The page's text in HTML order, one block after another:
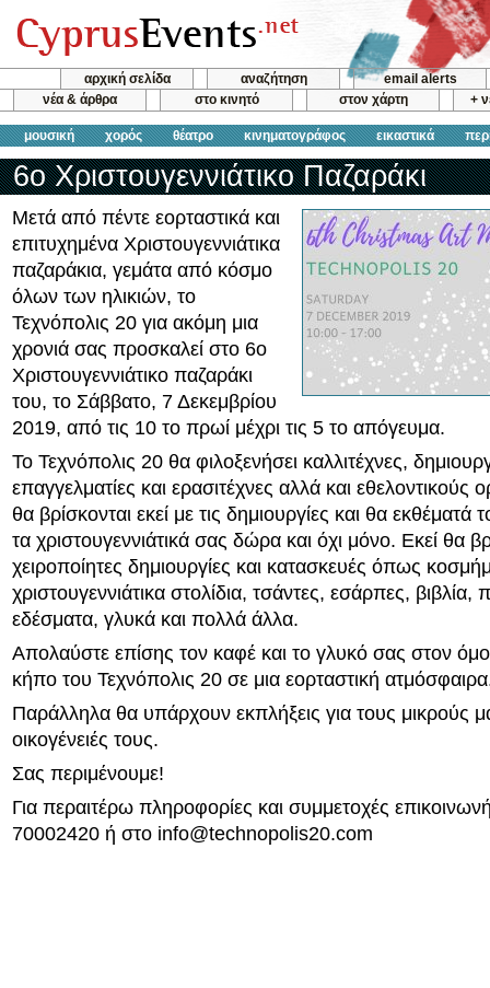
αρχική σελίδα αναζήτηση
email alerts
νέα & άρθρα
στο κινητό στον χάρτη +
μουσική χορός θέατρο κινηματογράφος εικαστικά
6ο Χριστουγεννιάτικο Παζαράκι
Μετά από πέντε εορταστικά και
επιτυχημένα Χριστουγεννιάτικα
παζαράκια, γεμάτα από κόσμο
όλων των ηλικιών, το
Τεχνόπολις 20 για ακόμη μια
χρονιά σας προσκαλεί στο 6ο
Χριστουγεννιάτικο παζαράκι
του, το Σάββατο, 7 Δεκεμβρίου
2019, από τις 10 το πρωί μέχρι τις 5 το απόγευμα.
Το Τεχνόπολις 20 θα φιλοξενήσει καλλιτέχνες,
επαγγελματίες και ερασιτέχνες αλλά και εθελοντικούς
θα βρίσκονται εκεί με τις δημιουργίες και θα εκθέματά
τα χριστουγεννιάτικά σας δώρα και όχι μόνο. Εκεί θα
χειροποίητες δημιουργίες και κατασκευές όπως
χριστουγεννιάτικα στολίδια, τσάντες, εσάρπες, βιβλία,
εδέσματα, γλυκά και πολλά άλλα.
Απολαύστε επίσης τον καφέ και το γλυκό σας στον
κήπο του Τεχνόπολις 20 σε μια εορταστική
Παράλληλα θα υπάρχουν εκπλήξεις για τους μικρούς
οικογένειές τους.
Σας περιμένουμε!
Για περαιτέρω πληροφορίες και συμμετοχές
70002420 ή στο info@technopolis20.com